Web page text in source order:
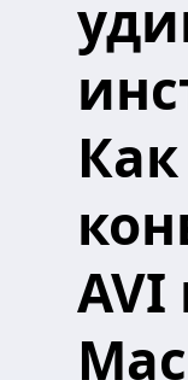
Как
AVI